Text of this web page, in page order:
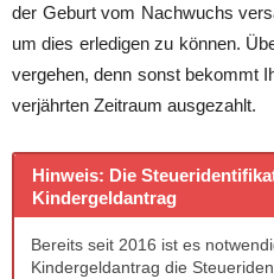
der Geburt vom Nachwuchs
um dies erledigen zu können.
vergehen, denn sonst bekommt
verjährten Zeitraum ausgezahlt.
Hinweis: Die
Kindergeldantrag
Bereits seit 2016 ist es
Kindergeldantrag die